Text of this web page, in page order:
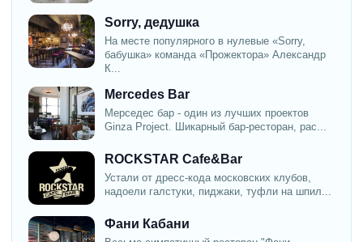
Sorry, дедушка
На месте популярного в нулевые «Sorry,
бабушка» команда «Прожектора» Александр
К...
Mercedes Bar
Мерседес бар - один из лучших проектов
Ginza Project. Шикарный бар-ресторан, рас...
ROCKSTAR Cafe&Bar
Устали от дресс-кода московских клубов,
надоели галстуки, пиджаки, туфли на шпил...
Фани Кабани